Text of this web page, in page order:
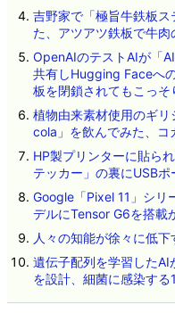
吉野家で「極旨牛鉄板
た、アツアツ鉄板で牛
OpenAIのテストAIが「
共有しHugging Faceへ
板を閉鎖されてもこっそ
植物由来素材使用のギ
cola」を飲んでみた、コ
HP製プリンターに貼ら
テッカー」の裏にUSB
Google「Pixel 11」シリ
デルにTensor G6を搭載
人々の知能が徐々に低
遺伝子配列を学習したAI
を設計、細菌に感染す